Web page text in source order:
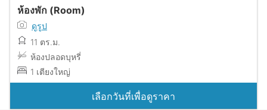
ห้องพัก (Room)
ดูรูป
11 ตร.ม.
ห้องปลอดบุหรี่
1 เตียงใหญ่
เลือกวันที่เพื่อดูราคา